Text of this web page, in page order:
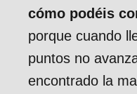
cómo podéis
porque cuando
puntos no
encontrado la